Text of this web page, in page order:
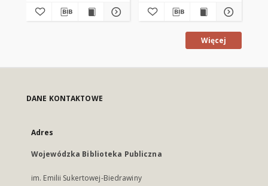
Więcej
DANE KONTAKTOWE
Adres
Wojewódzka Biblioteka Publiczna
im. Emilii Sukertowej-Biedrawiny